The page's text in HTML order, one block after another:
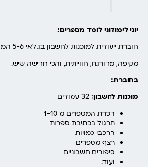
יוני לימודוני לומד מספרים:
חוברת ייעודית למוכנות לחשבון בגילאי 5-6 המותאמת לבנים
מקיפה, מדורגת, חווייתית, והכי חדישה שיש.
בחוברת:
מוכנות לחשבון:
הכרת המספרים מ 1-10
תרגול בכתיבת ספרות
הרכבי כמויות
רצף מספרים
סיפורים חשבוניים
ועוד.